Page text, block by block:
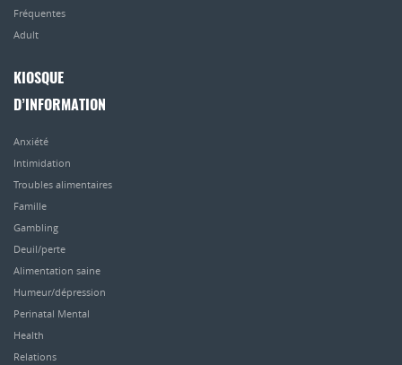
Fréquentes
Adult
KIOSQUE
D’INFORMATION
Anxiété
Intimidation
Troubles alimentaires
Famille
Gambling
Deuil/perte
Alimentation saine
Humeur/dépression
Perinatal Mental
Health
Relations